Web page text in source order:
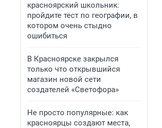
красноярский школьник:
пройдите тест по географии, в
котором очень стыдно
ошибиться
В Красноярске закрылся
только что открывшийся
магазин новой сети
создателей «Светофора»
Не просто популярные: как
красноярцы создают места,